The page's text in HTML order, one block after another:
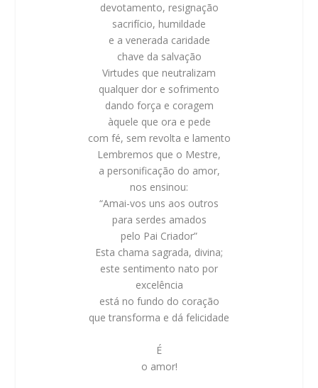
devotamento, resignação
sacrifício, humildade
e a venerada caridade
chave da salvação
Virtudes que neutralizam
qualquer dor e sofrimento
dando força e coragem
àquele que ora e pede
com fé, sem revolta e lamento
Lembremos que o Mestre,
a personificação do amor,
nos ensinou:
“Amai-vos uns aos outros
para serdes amados
pelo Pai Criador”
Esta chama sagrada, divina;
este sentimento nato por
excelência
está no fundo do coração
que transforma e dá felicidade
É
o amor!